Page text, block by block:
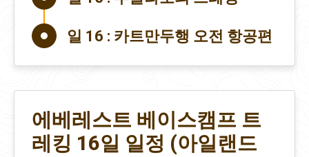
일 16 : 카트만두행 오전 항공편
에베레스트 베이스캠프 트
레킹 16일 일정 (아일랜드